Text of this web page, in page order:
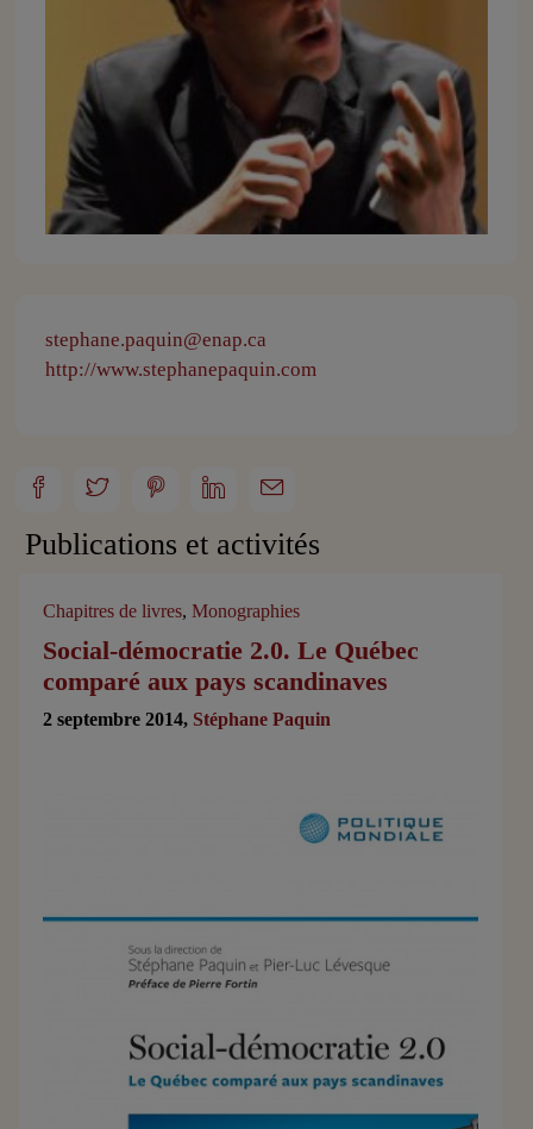
stephane.paquin@enap.ca
http://www.stephanepaquin.com
Publications et activités
Chapitres de livres,Monographies
Social-démocratie 2.0. Le Québec
comparé aux pays scandinaves
2 septembre 2014, Stéphane Paquin